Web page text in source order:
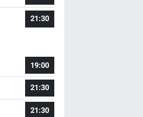
21:30
19:00
21:30
21:30